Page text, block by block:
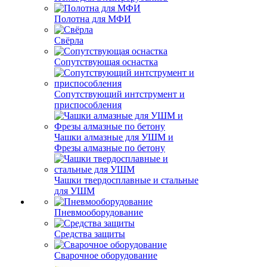
Полотна для МФИ
Свёрла
Сопутствующая оснастка
Сопутствующий интструмент и
приспособления
Чашки алмазные для УШМ и
Фрезы алмазные по бетону
Чашки твердосплавные и стальные
для УШМ
Пневмооборудование
Средства защиты
Сварочное оборудование